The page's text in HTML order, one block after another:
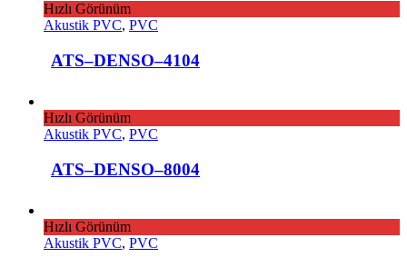
Hızlı Görünüm
Akustik PVC, PVC
ATS–DENSO–4104
Hızlı Görünüm
Akustik PVC, PVC
ATS–DENSO–8004
Hızlı Görünüm
Akustik PVC, PVC